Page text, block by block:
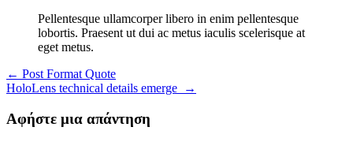
Pellentesque ullamcorper libero in enim pellentesque
lobortis. Praesent ut dui ac metus iaculis scelerisque at
eget metus.
Πλοήγηση
άρθρων
← Post Format Quote
HoloLens technical details emerge
→
Αφήστε μια απάντηση